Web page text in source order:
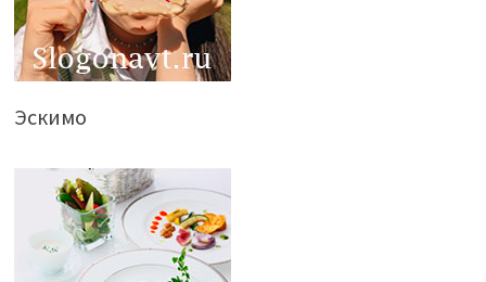
Эскимо